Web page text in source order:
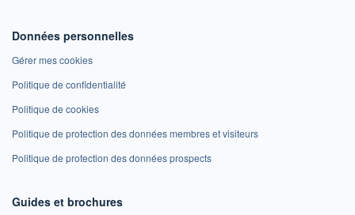
Données personnelles
Gérer mes cookies
Politique de confidentialité
Politique de cookies
Politique de protection des données membres et visiteurs
Politique de protection des données prospects
Guides et brochures